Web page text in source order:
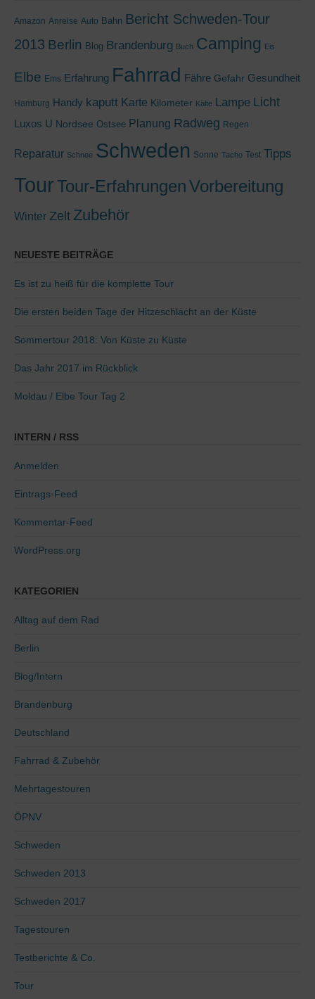
Amazon Anreise Auto Bahn Bericht Schweden-Tour
2013 Berlin Blog Brandenburg Buch Camping Eis
Elbe Ems Erfahrung Fahrrad Fähre Gefahr Gesundheit
Hamburg Handy kaputt Karte Kilometer Kälte Lampe Licht
Luxos U Nordsee Ostsee Planung Radweg Regen
Reparatur Schnee Schweden Sonne Tacho Test Tipps
TourTour-ErfahrungenVorbereitung
Winter Zelt Zubehör
NEUESTE BEITRÄGE
Es ist zu heiß für die komplette Tour
Die ersten beiden Tage der Hitzeschlacht an der Küste
Sommertour 2018: Von Küste zu Küste
Das Jahr 2017 im Rückblick
Moldau / Elbe Tour Tag 2
INTERN / RSS
Anmelden
Eintrags-Feed
Kommentar-Feed
WordPress.org
KATEGORIEN
Alltag auf dem Rad
Berlin
Blog/Intern
Brandenburg
Deutschland
Fahrrad & Zubehör
Mehrtagestouren
ÖPNV
Schweden
Schweden 2013
Schweden 2017
Tagestouren
Testberichte & Co.
Tour